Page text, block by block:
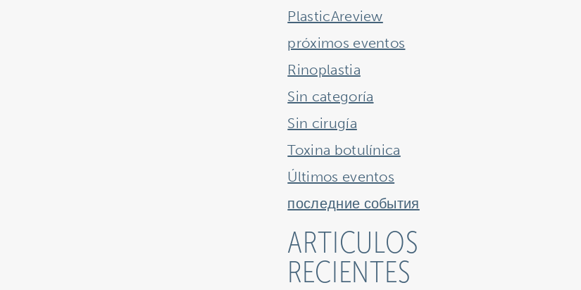
PlasticAreview
próximos eventos
Rinoplastia
Sin categoría
Sin cirugía
Toxina botulínica
Últimos eventos
последние события
ARTICULOS
RECIENTES